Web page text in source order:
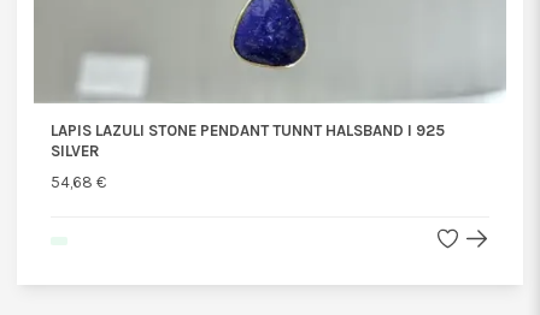
LAPIS LAZULI STONE PENDANT TUNNT HALSBAND I 925
SILVER
54,68 €